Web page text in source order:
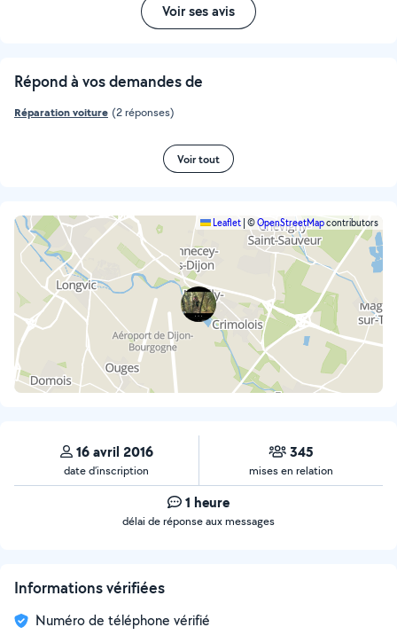
Voir ses avis
Répond à vos demandes de
Réparation voiture (2 réponses)
Voir tout
Leaflet ©OpenStreetMapcontributors
16 avril 2016
date d’inscription
345
mises en relation
1 heure
délai de réponse aux messages
Informations vérifiées
Numéro de téléphone vérifié